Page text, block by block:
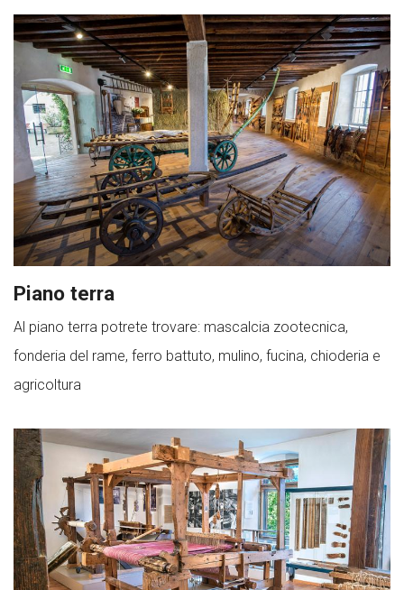
Piano terra
Al piano terra potrete trovare: mascalcia zootecnica,
fonderia del rame, ferro battuto, mulino, fucina, chioderia e
agricoltura